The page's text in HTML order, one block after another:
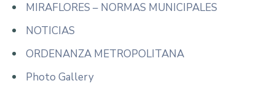
MIRAFLORES – NORMAS MUNICIPALES
NOTICIAS
ORDENANZA METROPOLITANA
Photo Gallery